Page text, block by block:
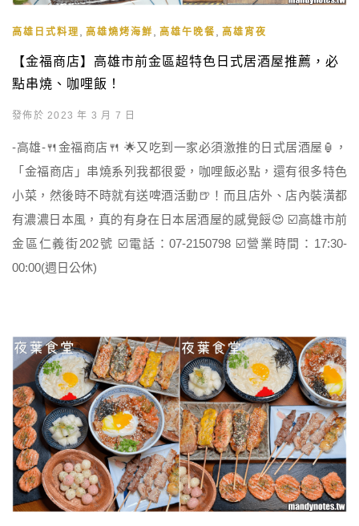
高雄日式料理 , 高雄燒烤海鮮 , 高雄午晚餐 , 高雄宵夜
【金福商店】高雄市前金區超特色日式居酒屋推薦，必
點串燒、咖哩飯！
發佈於 2023 年 3 月 7 日
-高雄-🍴金福商店🍴 🌟又吃到一家必須激推的日式居酒屋🏮，
「金福商店」串燒系列我都很愛，咖哩飯必點，還有很多特色
小菜，然後時不時就有送啤酒活動🍺！而且店外、店內裝潢都
有濃濃日本風，真的有身在日本居酒屋的感覺餒😍 ☑️高雄市前
金區仁義街202號 ☑️電話：07-2150798 ☑️營業時間：17:30-
00:00(週日公休)